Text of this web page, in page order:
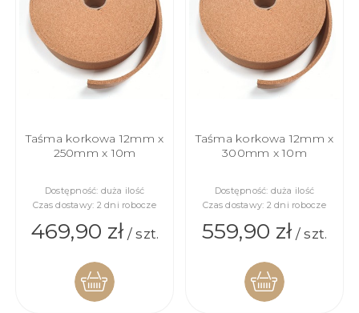
Taśma korkowa 12mm x
250mm x 10m
Dostępność: duża ilość
Czas dostawy: 2 dni robocze
469,90 zł/ szt.
Taśma korkowa 12mm x
300mm x 10m
Dostępność: duża ilość
Czas dostawy: 2 dni robocze
559,90 zł/ szt.